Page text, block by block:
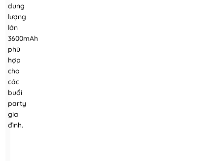
dung
lượng
lớn
3600mAh
phù
hợp
cho
các
buổi
party
gia
đình.